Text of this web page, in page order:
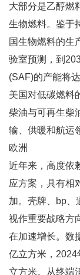
大部分是乙醇燃
生物燃料。鉴于
国生物燃料的生
验室预测，到
(SAF)的产能将
美国对低碳燃料
柴油与可再生柴
输、供暖和航运
欧洲
近年来，高度依
应方案，具有相
加。壳牌、bp、
视作重要战略方
在加速增长。数
亿立方米，
立方米。从终端